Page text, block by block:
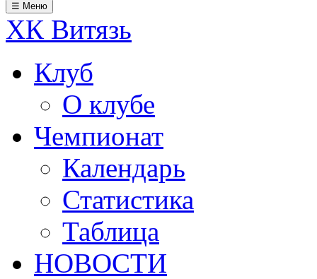
☰ Меню
ХК Витязь
Клуб
О клубе
Чемпионат
Календарь
Статистика
Таблица
НОВОСТИ